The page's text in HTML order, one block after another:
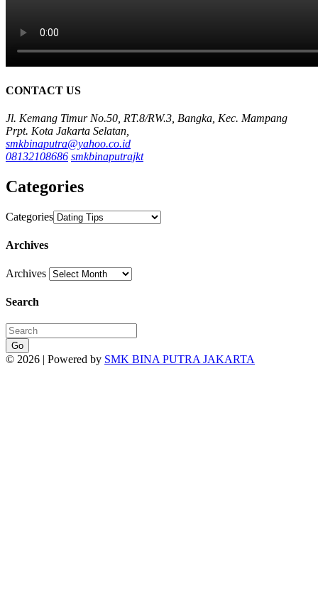
CONTACT US
Jl. Kemang Timur No.50, RT.8/RW.3, Bangka, Kec. Mampang
Prpt. Kota Jakarta Selatan,
smkbinaputra@yahoo.co.id
08132108686 smkbinaputrajkt
Categories
Categories
Archives
Archives
Search
Go
© 2026 | Powered by SMK BINA PUTRA JAKARTA